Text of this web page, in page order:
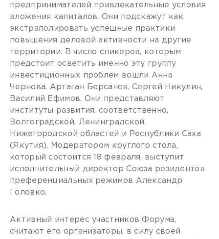
предпринимателей привлекательные условия
вложения капиталов. Они подскажут как
экстраполировать успешные практики
повышения деловой активности на другие
территории. В число спикеров, которым
предстоит осветить именно эту группу
инвестиционных проблем вошли Анна
Чернова, Артаган Берсанов, Сергей Никулин,
Василий Ефимов. Они представляют
институты развития, соответственно,
Волгоградской, Ленинградской,
Нижегородской областей и Республики Саха
(Якутия). Модератором круглого стола,
который состоится 18 февраля, выступит
исполнительный директор Союза резидентов
преференциальных режимов Александр
Головко.
Активный интерес участников Форума,
считают его организаторы, в силу своей